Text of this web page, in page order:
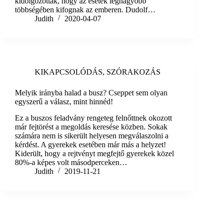
többségében kifognak az emberen. Dudolf…
Judith
2020-04-07
KIKAPCSOLÓDÁS, SZÓRAKOZÁS
Melyik irányba halad a busz? Cseppet sem olyan
egyszerű a válasz, mint hinnéd!
Ez a buszos feladvány rengeteg felnőttnek okozott
már fejtörést a megoldás keresése közben. Sokak
számára nem is sikerült helyesen megválaszolni a
kérdést. A gyerekek esetében már más a helyzet!
Kiderült, hogy a rejtvényt megfejtő gyerekek közel
80%-a képes volt másodperceken…
Judith
2019-11-21